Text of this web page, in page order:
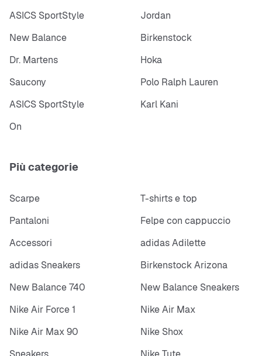
ASICS SportStyle
Jordan
New Balance
Birkenstock
Dr. Martens
Hoka
Saucony
Polo Ralph Lauren
ASICS SportStyle
Karl Kani
On
Più categorie
Scarpe
T-shirts e top
Pantaloni
Felpe con cappuccio
Accessori
adidas Adilette
adidas Sneakers
Birkenstock Arizona
New Balance 740
New Balance Sneakers
Nike Air Force 1
Nike Air Max
Nike Air Max 90
Nike Shox